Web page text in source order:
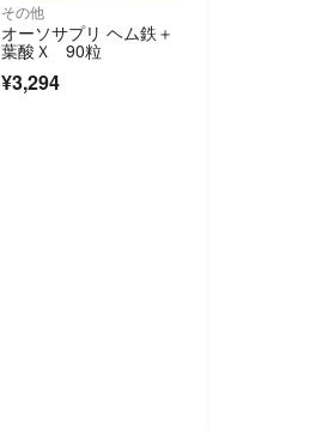
その他
オーソサプリ ヘム鉄＋
葉酸Ｘ 90粒
¥3,294